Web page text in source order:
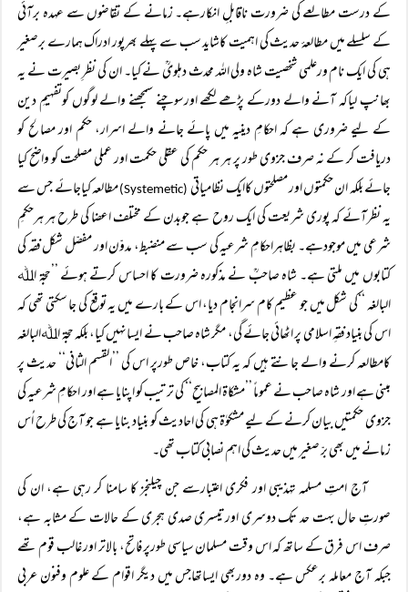
کے درست مطالعے کی ضرورت ناقابلِ انکارہے۔ زمانے کے تقاضوں سے عہدہ برآئی
کے سلسلے میں مطالعۂ حدیث کی اہمیت کاشاید سب سے پہلے بھرپور ادراک ہمارے برصغیر
ہی کی ایک نام ورعلمی شخصیت شاہ ولی اللہ محدث دہلویؒ نے کیا۔ ان کی نظرِ بصیرت نے یہ
بھانپ لیاکہ آنے والے دورکے پڑھے لکھے اورسوچنے سمجھنے والے لوگوں کوتفہیمِ دین
کے لیے ضروری ہے کہ احکامِ دینیہ میں پائے جانے والے اسرار، حکم اور مصالح کو
دریافت کر کے نہ صرف جزوی طور پر ہر ہر حکم کی عقلی حکمت اور عملی مصلحت کو واضح کیا
جائے بلکہ ان حکمتوں اور مصلحتوں کاایک نظامیاتی(Systemetic)
مطالعہ کیاجائے جس سے
یہ نظرآئے کہ پوری شریعت کی ایک روح ہے جوبدن کے مختلف اعضا کی طرح ہر ہرحکمِ
شرعی میں موجودہے۔ بظاہراحکامِ شرعیہ کی سب سے منضبط، مدوّن اور مفصّل شکل فقہ کی
کتابوں میں ملتی ہے۔ شاہ صاحبؒ نے مذکورہ ضرورت کا احساس کرتے ہوئے ’’حجۃ اﷲ
البالغہ ‘‘کی شکل میں جو عظیم کام سرانجام دیا، اس کے بارے میں یہ توقع کی جا سکتی تھی کہ
اس کی بنیاد فقہِ اسلامی پر اٹھائی جائے گی، مگر شاہ صاحب نے ایسانہیں کیا، بلکہ حجۃ اﷲالبالغہ
کامطالعہ کرنے والے جانتے ہیں کہ یہ کتاب، خاص طورپر اس کی ’’القسم الثانی‘‘ حدیث پر
مبنی ہے اور شاہ صاحب نے عموماً ’’مشکاۃ المصابیح‘‘ کی ترتیب کو اپنایا ہے اور احکامِ شرعیہ کی
جزوی حکمتیں بیان کرنے کے لیے مشکوٰۃ ہی کی احادیث کو بنیاد بنایا ہے جو آج کی طرح اُس
زمانے میں بھی برّ صغیر میں حدیث کی اہم نصابی کتاب تھی۔
آج امتِ مسلمہ تہذیبی اور فکری اعتبارسے جن چیلنجز کا سامنا کر رہی ہے، ان کی
صورتِ حال بہت حد تک دوسری اورتیسری صدی ہجری کے حالات کے مشابہ ہے،
صرف اس فرق کے ساتھ کہ اس وقت مسلمان سیاسی طورپر فاتح، بالاتر اور غالب قوم تھے
جبکہ آج معاملہ برعکس ہے۔ وہ دوربھی ایساتھاجس میں دیگر اقوام کے علوم وفنون عربی